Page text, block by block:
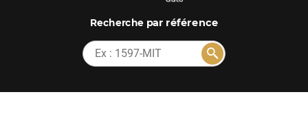
Recherchepar référence